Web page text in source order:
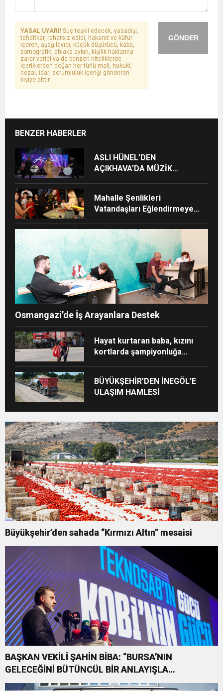
GÖNDER
YASAL UYARI! Suç teşkil edecek, yasadışı,
tehditkar, rahatsız edici, hakaret ve küfür
içeren, aşağılayıcı, küçük düşürücü, kaba,
pornografik, ahlaka aykırı, kişilik haklarına
zarar verici ya da benzeri niteliklerde
içeriklerden doğan her türlü mali, hukuki,
cezai, idari sorumluluk içeriği gönderen
kişiye aittir.
BENZER HABERLER
ASLI HÜNEL’DEN
AÇIKHAVA’DA MÜZİK
Mahalle Şenlikleri
Vatandaşları Eğlendirmeye
Osmangazi’de İş Arayanlara Destek
Hayat kurtaran baba, kızını
kortlarda şampiyonluğa
BÜYÜKŞEHİR’DEN İNEGÖL’E
ULAŞIM HAMLESİ
Büyükşehir’den sahada “Kırmızı Altın” mesaisi
BAŞKAN VEKİLİ ŞAHİN BİBA: “BURSA’NIN
GELECEĞİNİ BÜTÜNCÜL BİR ANLAYIŞLA
PLANLIYORUZ”